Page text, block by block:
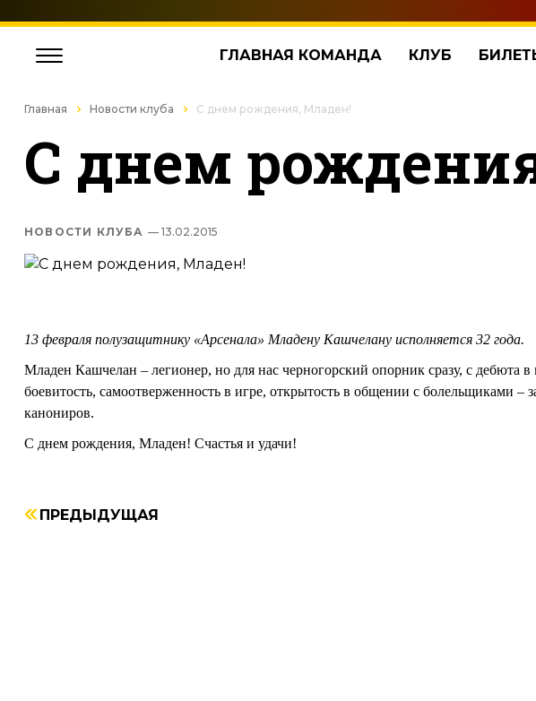
ГЛАВНАЯ КОМАНДА КЛУБ
Главная Новости клуба С днем рождения, Младен!
С днем
НОВОСТИ КЛУБА — 13.02.2015
13 февраля полузащитнику «Арсенала» Младену Кашчелану исполняется 32 года.
Младен Кашчелан – легионер, но для нас черногорский опорник сразу, с дебюта
боевитость, самоотверженность в игре, открытость в общении с болельщиками –
канониров.
С днем рождения, Младен! Счастья и удачи!
ПРЕДЫДУЩАЯ